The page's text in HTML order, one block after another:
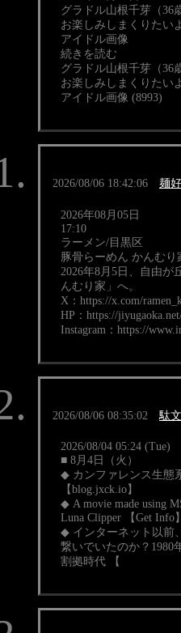
グラドル山根千芽（36
お楽しみしまくりたい
アイドル画像
続きを読む
グラドル山根千芽（36
お楽しみしまくりたい
アイドル画像 (8993)
2026/08/06 18:42:06 麺
2026年08月05日
17:10
ラーメン/目黒区
豚骨らーめん かんむり
2026年8月5日、自由が
んむり家」へ。
X：https://x.com/
HP：https://
Instagram：https://
2026/08/06 08:35:02 駄
2026/08/04 05:24 (Tue)
■ 8月4日（火）
◆ カンファレンス生態
【blog.jxck.io】
◆ A movie made using
Luna Clipper 【Get Info】
◆ インターネット以前
繋いでいたのか？1980
割拠時代 【